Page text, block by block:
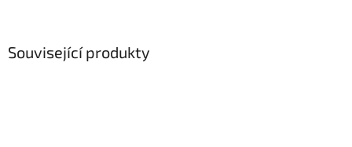
Související produkty